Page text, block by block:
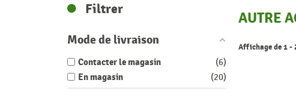
Filtrer
Mode de livraison
Contacter le magasin 6
En magasin 20
AUTRE
Affichage de 1 -